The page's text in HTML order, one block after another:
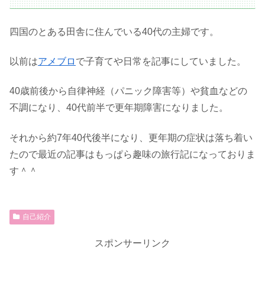
四国のとある田舎に住んでいる40代の主婦です。
以前はアメブロ で子育てや日常を記事にしていました。
40歳前後から自律神経（パニック障害等）や貧血などの
不調になり、40代前半で更年期障害になりました。
それから約7年40代後半になり、更年期の症状は落ち着い
たので最近の記事はもっぱら趣味の旅行記になっておりま
す＾＾
自己紹介
スポンサーリンク